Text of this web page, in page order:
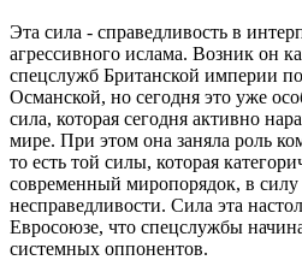
Эта сила - справедливость в
агрессивного ислама. Возник он
спецслужб Британской империи
Османской, но сегодня это уже
сила, которая сегодня активно
мире. При этом она заняла роль
то есть той силы, которая
современный миропорядок, в
несправедливости. Сила эта
Евросоюзе, что спецслужбы
системных оппонентов.